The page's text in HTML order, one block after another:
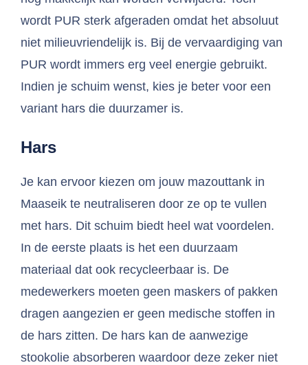
wordt PUR sterk afgeraden omdat het absoluut
niet milieuvriendelijk is. Bij de vervaardiging van
PUR wordt immers erg veel energie gebruikt.
Indien je schuim wenst, kies je beter voor een
variant hars die duurzamer is.
Hars
Je kan ervoor kiezen om jouw mazouttank in
Maaseik te neutraliseren door ze op te vullen
met hars. Dit schuim biedt heel wat voordelen.
In de eerste plaats is het een duurzaam
materiaal dat ook recycleerbaar is. De
medewerkers moeten geen maskers of pakken
dragen aangezien er geen medische stoffen in
de hars zitten. De hars kan de aanwezige
stookolie absorberen waardoor deze zeker niet